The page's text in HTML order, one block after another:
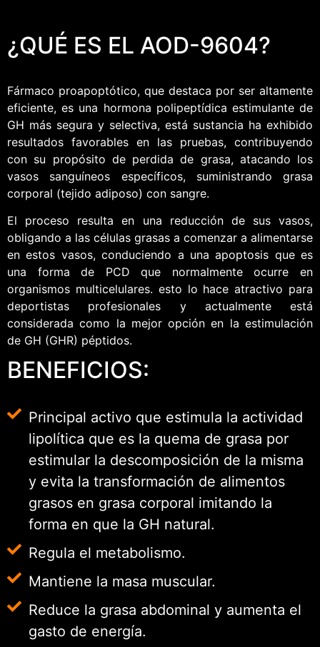
¿QUÉ ES EL AOD-9604?
Fármaco proapoptótico, que destaca por ser altamente
eficiente, es una hormona polipeptídica estimulante de
GH más segura y selectiva, está sustancia ha exhibido
resultados favorables en las pruebas, contribuyendo
con su propósito de perdida de grasa, atacando los
vasos sanguíneos específicos, suministrando grasa
corporal (tejido adiposo) con sangre.
El proceso resulta en una reducción de sus vasos,
obligando a las células grasas a comenzar a alimentarse
en estos vasos, conduciendo a una apoptosis que es
una forma de PCD que normalmente ocurre en
organismos multicelulares. esto lo hace atractivo para
deportistas profesionales y actualmente está
considerada como la mejor opción en la estimulación
de GH (GHR) péptidos.
BENEFICIOS:
Principal activo que estimula la actividad
lipolítica que es la quema de grasa por
estimular la descomposición de la misma
y evita la transformación de alimentos
grasos en grasa corporal imitando la
forma en que la GH natural.
Regula el metabolismo.
Mantiene la masa muscular.
Reduce la grasa abdominal y aumenta el
gasto de energía.